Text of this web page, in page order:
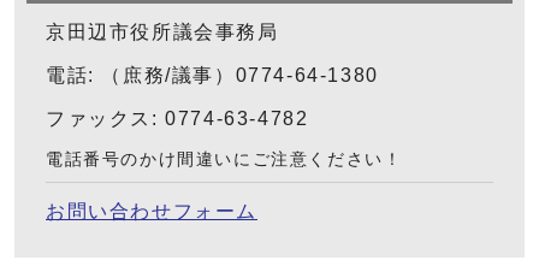
京田辺市役所議会事務局
電話: （庶務/議事）0774-64-1380
ファックス: 0774-63-4782
電話番号のかけ間違いにご注意ください！
お問い合わせフォーム